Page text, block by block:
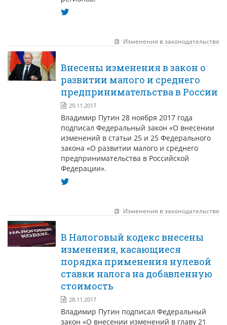
Изменения в законодательстве
Внесены изменения в закон о
развитии малого и среднего
предпринимательства в России
29.11.2017
Владимир Путин 28 ноября 2017 года
подписал Федеральный закон «О внесении
изменений в статьи 25 и 25 Федерального
закона «О развитии малого и среднего
предпринимательства в Российской
Федерации».
Изменения в законодательстве
В Налоговый кодекс внесены
изменения, касающиеся
порядка применения нулевой
ставки налога на добавленную
стоимость
28.11.2017
Владимир Путин подписал Федеральный
закон «О внесении изменений в главу 21